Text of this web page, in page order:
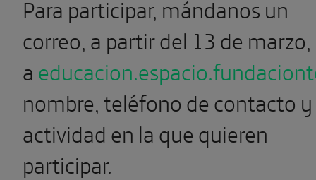
Para participar, mándanos un
correo, a partir del 13 de marzo,
a
nombre, teléfono de contacto y
actividad en la que quieren
participar.